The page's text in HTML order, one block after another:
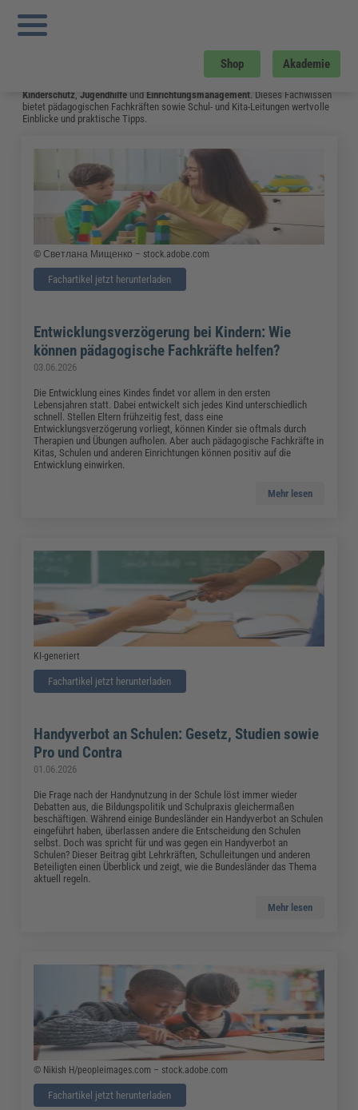
Shop Akademie
Sie sind hier:
Konzepte im Vergleich: Welche Gibt Es und Wie Unterscheiden Sie Sich
Bildung und Erziehung
Schulenund
andere soziale
Kinderschutz,Jugendhilfe undEinrichtungsmanagement. Dieses Fachwissen
bietet pädagogischen Fachkräften sowie Schul- und Kita-Leitungen wertvolle
Einblicke und praktische Tipps.
© Светлана Мищенко – stock.adobe.com
Fachartikel jetzt herunterladen
Entwicklungsverzögerung bei Kindern: Wie
können pädagogische Fachkräfte helfen?
03.06.2026
Die Entwicklung eines Kindes findet vor allem in den ersten
Lebensjahren statt. Dabei entwickelt sich jedes Kind unterschiedlich
schnell. Stellen Eltern frühzeitig fest, dass eine
Entwicklungsverzögerung vorliegt, können Kinder sie oftmals durch
Therapien und Übungen aufholen. Aber auch pädagogische Fachkräfte in
Kitas, Schulen und anderen Einrichtungen können positiv auf die
Entwicklung einwirken.
Mehr lesen
KI-generiert
Fachartikel jetzt herunterladen
Handyverbot an Schulen: Gesetz, Studien sowie
Pro und Contra
01.06.2026
Die Frage nach der Handynutzung in der Schule löst immer wieder
Debatten aus, die Bildungspolitik und Schulpraxis gleichermaßen
beschäftigen. Während einige Bundesländer ein Handyverbot an Schulen
eingeführt haben, überlassen andere die Entscheidung den Schulen
selbst. Doch was spricht für und was gegen ein Handyverbot an
Schulen? Dieser Beitrag gibt Lehrkräften, Schulleitungen und anderen
Beteiligten einen Überblick und zeigt, wie die Bundesländer das Thema
aktuell regeln.
Mehr lesen
© Nikish H/peopleimages.com – stock.adobe.com
Fachartikel jetzt herunterladen